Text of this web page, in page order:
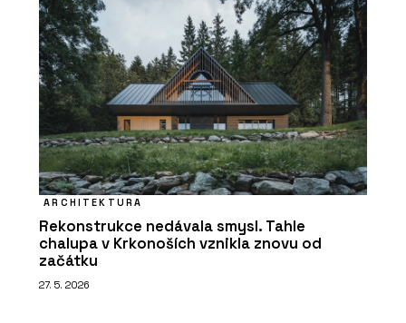
ARCHITEKTURA
Rekonstrukce nedávala smysl. Tahle
chalupa v Krkonoších vznikla znovu od
začátku
27. 5. 2026